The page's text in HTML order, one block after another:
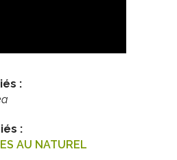
:
:
AU NATUREL